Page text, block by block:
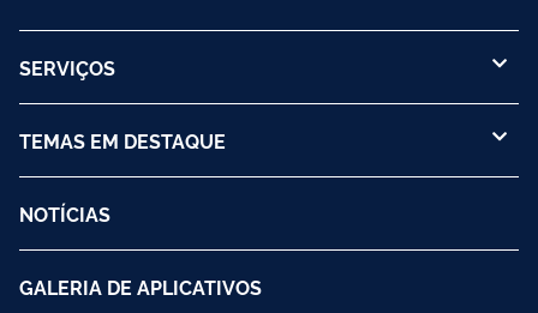
SERVIÇOS
TEMAS EM DESTAQUE
NOTÍCIAS
GALERIA DE APLICATIVOS